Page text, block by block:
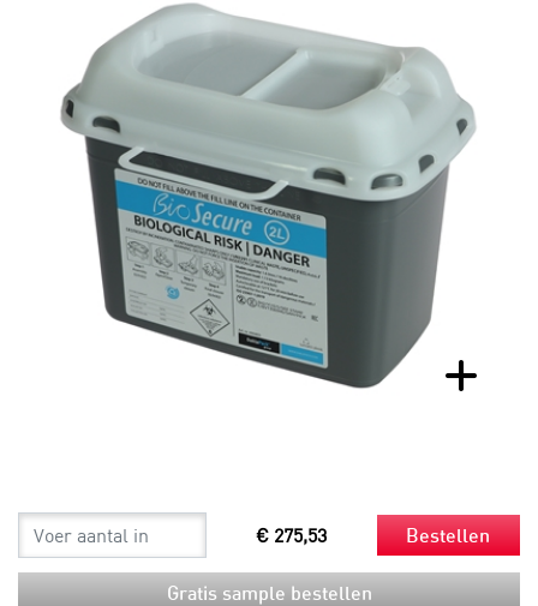
€ 275,53 Bestellen
Gratis sample bestellen